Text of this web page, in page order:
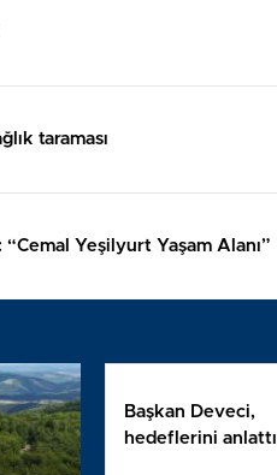
taraması
Yeşilyurt Yaşam Alanı”
Başkan Deveci,
hedeflerini anlattı